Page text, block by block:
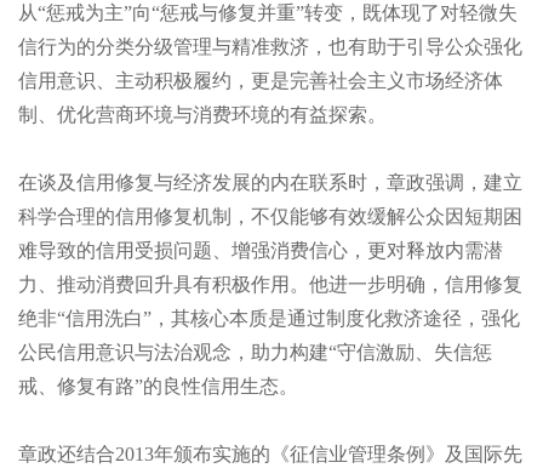
从“惩戒为主”向“惩戒与修复并重”转变，既体现了对轻微失
信行为的分类分级管理与精准救济，也有助于引导公众强化
信用意识、主动积极履约，更是完善社会主义市场经济体
制、优化营商环境与消费环境的有益探索。
在谈及信用修复与经济发展的内在联系时，章政强调，建立
科学合理的信用修复机制，不仅能够有效缓解公众因短期困
难导致的信用受损问题、增强消费信心，更对释放内需潜
力、推动消费回升具有积极作用。他进一步明确，信用修复
绝非“信用洗白”，其核心本质是通过制度化救济途径，强化
公民信用意识与法治观念，助力构建“守信激励、失信惩
戒、修复有路”的良性信用生态。
章政还结合2013年颁布实施的《征信业管理条例》及国际先